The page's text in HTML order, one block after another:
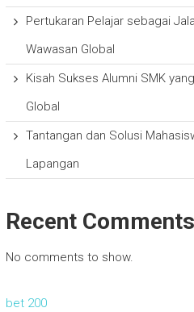
Pertukaran Pelajar sebagai
Wawasan Global
Kisah Sukses Alumni SMK
Global
Tantangan dan Solusi
Lapangan
Recent Comments
No comments to show.
bet 200